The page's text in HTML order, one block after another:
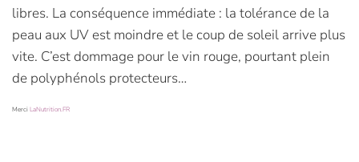
libres. La conséquence immédiate : la tolérance de la
peau aux UV est moindre et le coup de soleil arrive plus
vite. C’est dommage pour le vin rouge, pourtant plein
de polyphénols protecteurs…
MerciLaNutrition.FR